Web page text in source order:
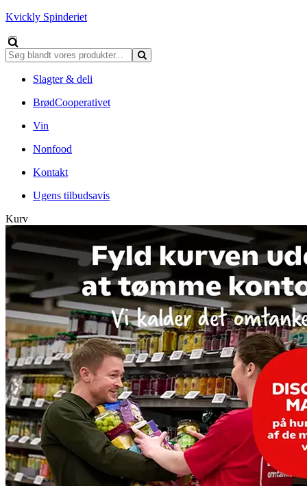
Kvickly Spinderiet
Slagter & deli
BrødCooperativet
Vin
Nonfood
Kontakt
Ugens tilbudsavis
Kurv